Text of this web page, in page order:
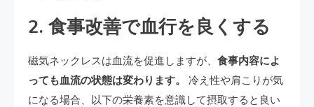
2. 食事改善で血行を良くする
磁気ネックレスは血流を促進しますが、 食事内容によ
っても血流の状態は変わります。
冷え性や肩こりが気
になる場合、以下の栄養素を意識して摂取すると良い